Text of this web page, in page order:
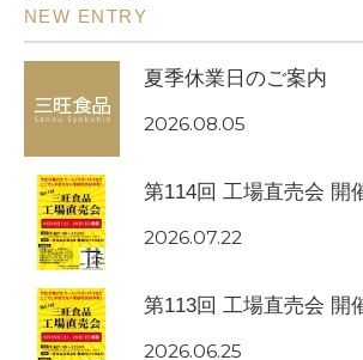
NEW ENTRY
夏季休業日のご案内
2026.08.05
第114回 工場直売会 開
2026.07.22
第113回 工場直売会 開
2026.06.25